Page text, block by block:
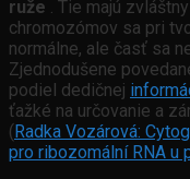
ruže . Tie majú
chromozómov sa pri
normálne, ale časť sa
Zjednodušene
podiel dedičnej
ťažké na určovanie a
( Radka Vozárová:
pro ribozomální RNA u